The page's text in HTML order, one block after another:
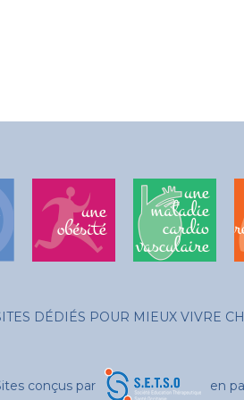
DÉDIÉS POUR MIEUX VIVRE
conçus par en